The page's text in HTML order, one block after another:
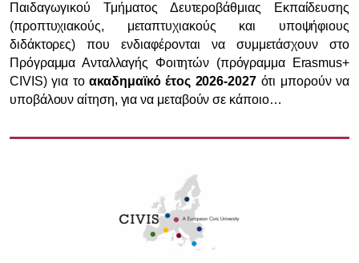
Παιδαγωγικού Τμήματος Δευτεροβάθμιας Εκπαίδευσης
(προπτυχιακούς, μεταπτυχιακούς και υποψήφιους
διδάκτορες) που ενδιαφέρονται να συμμετάσχουν στο
Πρόγραμμα Ανταλλαγής Φοιτητών (πρόγραμμα Erasmus+
CIVIS) για τοακαδημαϊκό έτος 2026-2027ότι μπορούν να
υποβάλουν αίτηση, για να μεταβούν σε κάποιο…